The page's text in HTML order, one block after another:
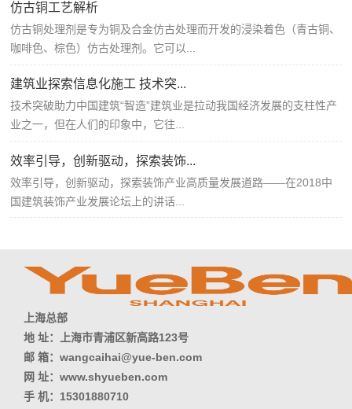
仿古铜工艺解析
仿古铜处理剂是专为铜及合金仿古处理而开发的浸染着色（青古铜、
咖啡色、棕色）仿古处理剂。它可以...
建筑业探索信息化施工 技术突...
技术突破助力中国建筑“智造”建筑业是拉动我国经济发展的支柱性产
业之一，但在人们的印象中，它往...
效率引导，创新驱动，探索装饰...
效率引导，创新驱动，探索装饰产业高质量发展道路——在2018中
国建筑装饰产业发展论坛上的讲话...
上海总部
地 址：上海市青浦区新高路123号
邮 箱：wangcaihai@yue-ben.com
网 址：www.shyueben.com
手 机：15301880710